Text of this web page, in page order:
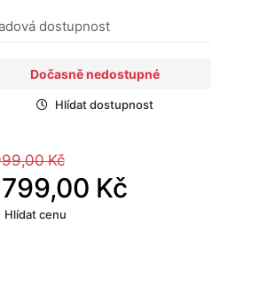
dostupnost
Dočasně nedostupné
Hlídat dostupnost
Kč
Kč
Hlídat cenu